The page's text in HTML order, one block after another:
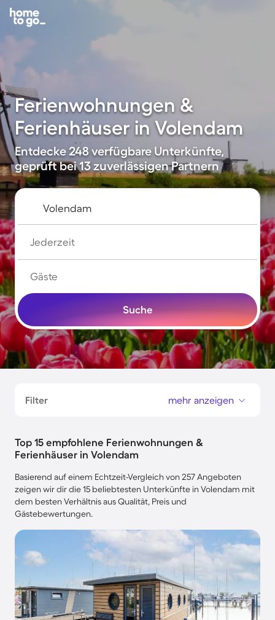
Ferienwohnungen &
Ferienhäuser in Volendam
Entdecke 248 verfügbare Unterkünfte,
geprüft bei 13 zuverlässigen Partnern
Jederzeit
Gäste
Suche
Filter mehr anzeigen
Top 15 empfohlene Ferienwohnungen &
Ferienhäuser in Volendam
Basierend auf einem Echtzeit-Vergleich von 257 Angeboten
zeigen wir dir die 15 beliebtesten Unterkünfte in Volendam mit
dem besten Verhältnis aus Qualität, Preis und
Gästebewertungen.